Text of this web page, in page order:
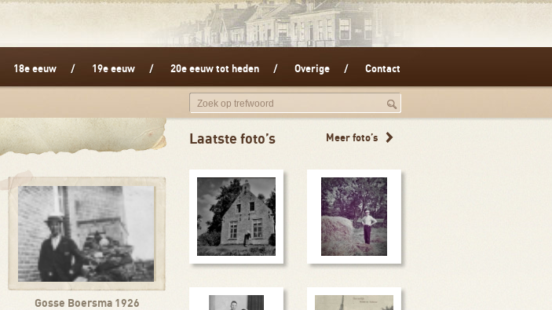
18e eeuw 19e eeuw 20e eeuw tot heden Overige Contact
Gosse Boersma 1926
Meer foto’s
Laatste foto’s